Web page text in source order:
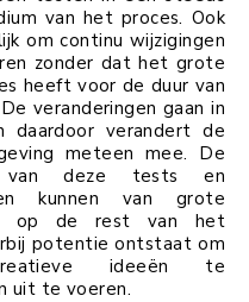
van het proces. Ook
om continu wijzigingen
zonder dat het grote
heeft voor de duur van
veranderingen gaan in
daardoor verandert de
meteen mee. De
van deze tests en
kunnen van grote
op de rest van het
potentieontstaat om
ideeën te
uit te voeren.